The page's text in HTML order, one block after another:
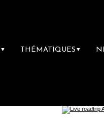
▼ THÉMATIQUES ▼